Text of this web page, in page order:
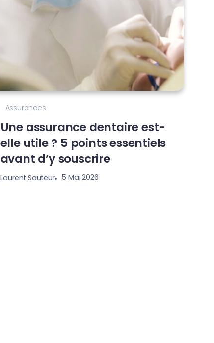
Assurances
Une assurance dentaire est-
elle utile ? 5 points essentiels
avant d’y souscrire
Laurent Sauteur 5 Mai 2026